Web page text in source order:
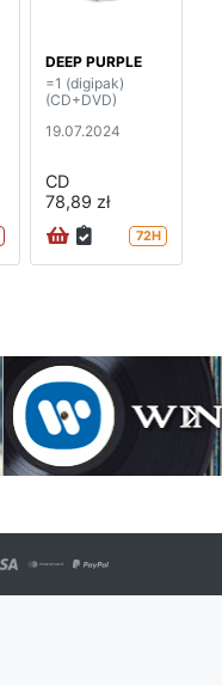
DEEP PURPLE
=1 (digipak)
(CD+DVD)
19.07.2024
CD
78,89 zł
72H